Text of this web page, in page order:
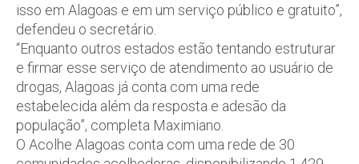
isso em Alagoas e em um serviço público e gratuito”,
defendeu o secretário.
“Enquanto outros estados estão tentando estruturar
e firmar esse serviço de atendimento ao usuário de
drogas, Alagoas já conta com uma rede
estabelecida além da resposta e adesão da
população”, completa Maximiano.
O Acolhe Alagoas conta com uma rede de 30